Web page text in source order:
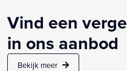
Vind een
in ons aanbod
Bekijk meer